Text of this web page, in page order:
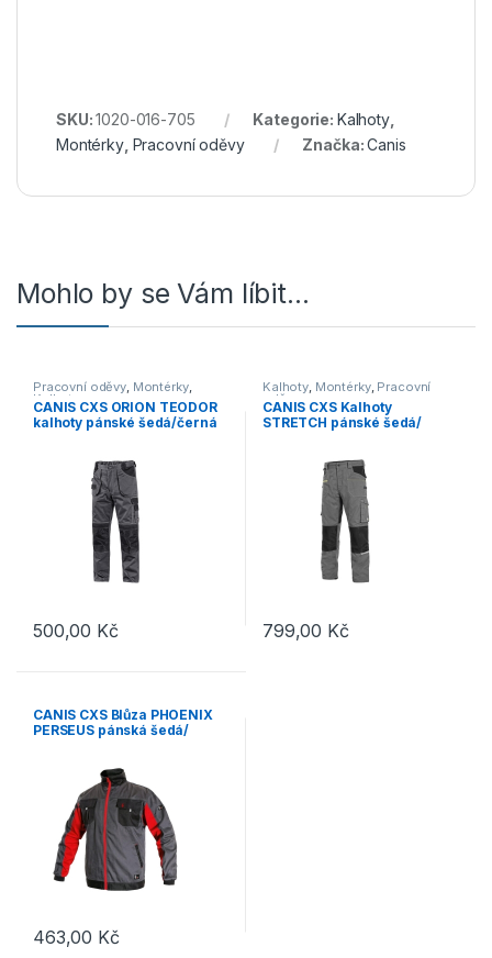
SKU:1020-016-705 Kategorie: Kalhoty,
Montérky, Pracovní oděvy Značka:Canis
Mohlo by se Vám líbit…
Pracovní oděvy, Montérky,
Kalhoty
CANIS CXS ORION TEODOR
kalhoty pánské šedá/černá
500,00 Kč
Tento produkt má více variant. Možnosti lze vybrat na stránce
Kalhoty, Montérky, Pracovní
oděvy
CANIS CXS Kalhoty
STRETCH pánské šedá/
799,00 Kč
Tento produkt má více
CANIS CXS Blůza PHOENIX
PERSEUS pánská šedá/
463,00 Kč